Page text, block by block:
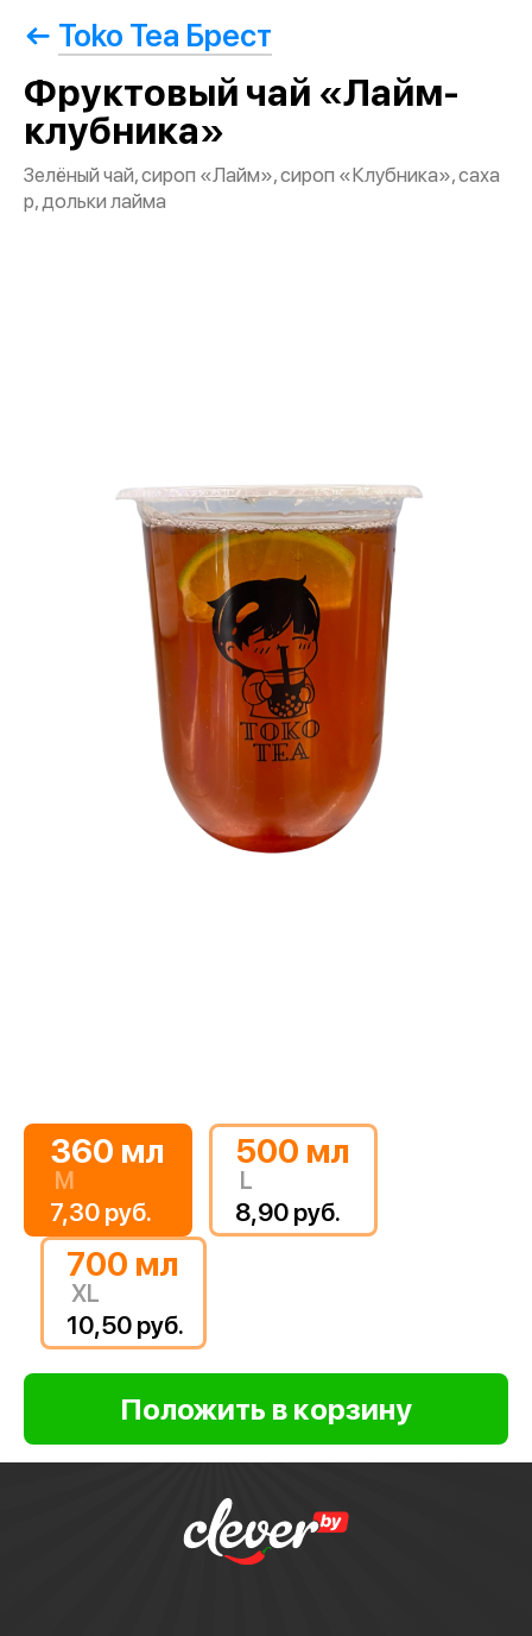
Toko Tea Брест
Фруктовый чай «Лайм-
клубника»
Зелёный чай, сироп «Лайм», сироп «Клубника», саха
р, дольки лайма
360 мл
M
7,30 руб.
500 мл
L
8,90 руб.
700 мл
XL
10,50 руб.